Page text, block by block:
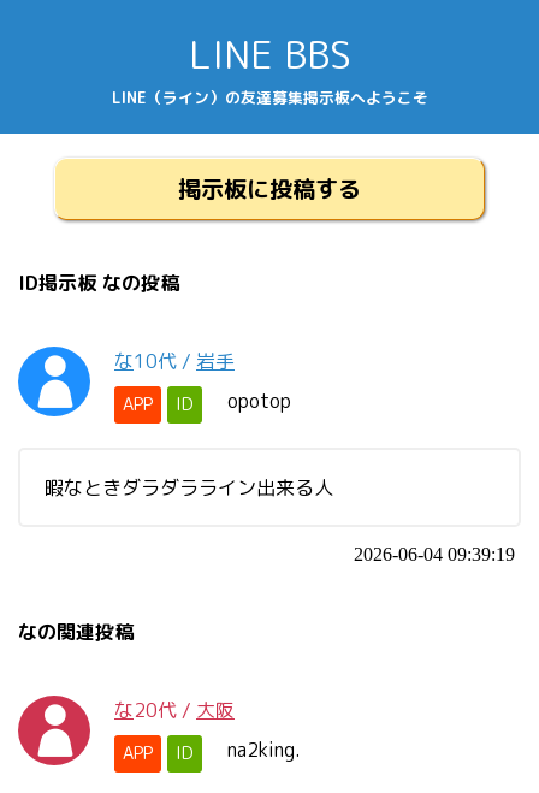
LINE BBS
LINE（ライン）の友達募集掲示板へようこそ
掲示板に投稿する
ID掲示板 なの投稿
な10代 / 岩手
APP ID opotop
暇なときダラダラライン出来る人
2026-06-04 09:39:19
なの関連投稿
な20代 / 大阪
APP ID na2king.